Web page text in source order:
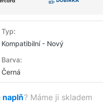
Typ:
Kompatibilní - Nový
Barva:
Černá
naplň? Máme ji skladem